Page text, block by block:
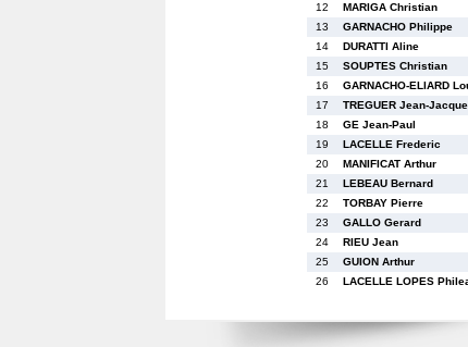
12
MARIGA Christian
13
GARNACHO Philippe
14
DURATTI Aline
15
SOUPTES Christian
16
GARNACHO-ELIARD
17
TREGUER Jean-
18
GE Jean-Paul
19
LACELLE Frederic
20
MANIFICAT Arthur
21
LEBEAU Bernard
22
TORBAY Pierre
23
GALLO Gerard
24
RIEU Jean
25
GUION Arthur
26
LACELLE LOPES